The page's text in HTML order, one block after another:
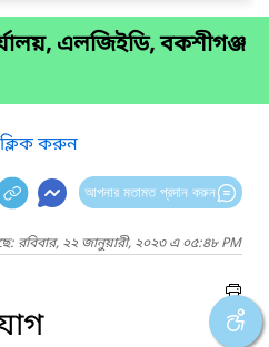
এলজিইডি, বকশীগঞ্জ
করুন
আপনার মতামত প্রদান করুন
রবিবার, ২২ জানুয়ারী, ২০২৩ এ ০৫:৪৮ PM